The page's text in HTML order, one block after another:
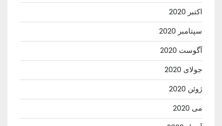
اکتبر 2020
سپتامبر 2020
آگوست 2020
جولای 2020
ژوئن 2020
می 2020